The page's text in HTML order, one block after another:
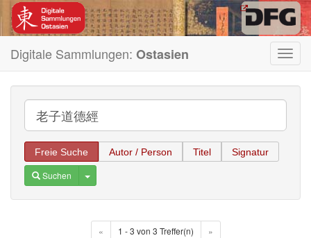
Digitale Sammlungen: Ostasien
Freie Suche Autor / Person Titel Signatur
Suchen Toggle Dropdown
« 1 - 3 von 3 Treffer(n) »